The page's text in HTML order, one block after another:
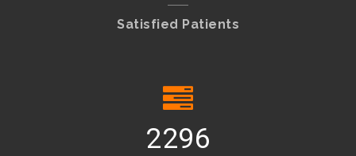
Satisfied Patients
2417